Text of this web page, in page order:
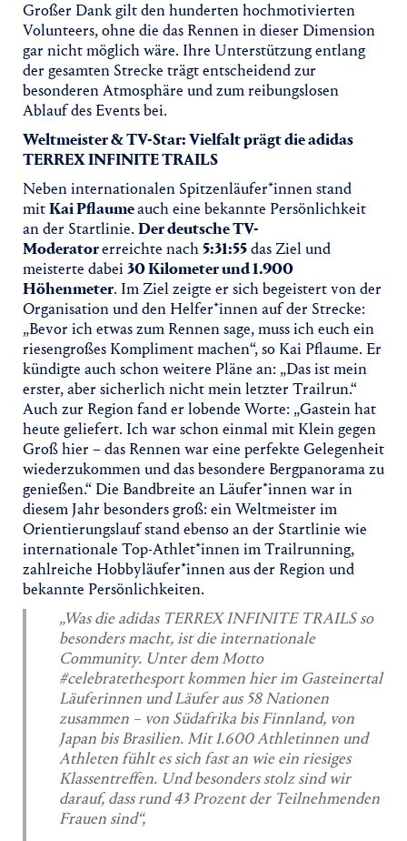
Großer Dank gilt den hunderten hochmotivierten
Volunteers, ohne die das Rennen in dieser Dimension
gar nicht möglich wäre. Ihre Unterstützung entlang
der gesamten Strecke trägt entscheidend zur
besonderen Atmosphäre und zum reibungslosen
Ablauf des Events bei.
Weltmeister & TV-Star: Vielfalt prägt die adidas
TERREX INFINITE TRAILS
Neben internationalen Spitzenläufer*innen stand
mitKai Pflaumeauch eine bekannte Persönlichkeit
an der Startlinie. Der deutsche TV-
Moderatorerreichte nach5:31:55das Ziel und
meisterte dabei30 Kilometer und 1.900
Höhenmeter. Im Ziel zeigte er sich begeistert von der
Organisation und den Helfer*innen auf der Strecke:
„Bevor ich etwas zum Rennen sage, muss ich euch ein
riesengroßes Kompliment machen“, so Kai Pflaume. Er
kündigte auch schon weitere Pläne an: „Das ist mein
erster, aber sicherlich nicht mein letzter Trailrun.“
Auch zur Region fand er lobende Worte: „Gastein hat
heute geliefert. Ich war schon einmal mit Klein gegen
Groß hier – das Rennen war eine perfekte Gelegenheit
wiederzukommen und das besondere Bergpanorama zu
genießen.“ Die Bandbreite an Läufer*innen war in
diesem Jahr besonders groß: ein Weltmeister im
Orientierungslauf stand ebenso an der Startlinie wie
internationale Top-Athlet*innen im Trailrunning,
zahlreiche Hobbyläufer*innen aus der Region und
bekannte Persönlichkeiten.
„Was die adidas TERREX INFINITE TRAILS so
besonders macht, ist die internationale
Community. Unter dem Motto
#celebratethesport kommen hier im Gasteinertal
Läuferinnen und Läufer aus 58 Nationen
zusammen – von Südafrika bis Finnland, von
Japan bis Brasilien. Mit 1.600 Athletinnen und
Athleten fühlt es sich fast an wie ein riesiges
Klassentreffen. Und besonders stolz sind wir
darauf, dass rund 43 Prozent der Teilnehmenden
Frauen sind“,